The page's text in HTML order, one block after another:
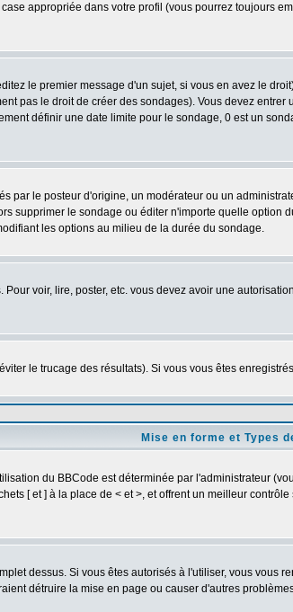
appropriée dans votre profil (vous pourrez toujours
le premier message d'un sujet, si vous en avez le
pas le droit de créer des sondages). Vous devez
définir une date limite pour le sondage, 0 est un
par le posteur d'origine, un modérateur ou un
supprimer le sondage ou éditer n'importe quelle
les options au milieu de la durée du sondage.
voir, lire, poster, etc. vous devez avoir une
le trucage des résultats). Si vous vous êtes
Mise en forme et Types
du BBCode est déterminée par l'administrateur
[ et ] à la place de < et >, et offrent un meilleur
dessus. Si vous êtes autorisés à l'utiliser, vous vous
détruire la mise en page ou causer d'autres